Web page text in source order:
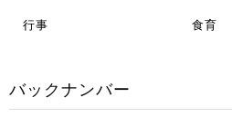
行事 食育
バックナンバー